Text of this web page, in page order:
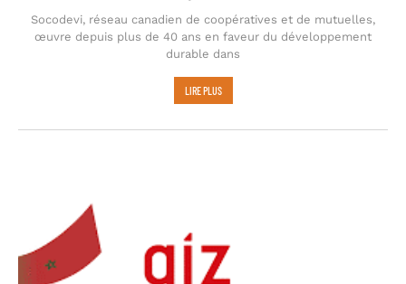
Socodevi, réseau canadien de coopératives et de mutuelles,
œuvre depuis plus de 40 ans en faveur du développement
durable dans
LIRE PLUS